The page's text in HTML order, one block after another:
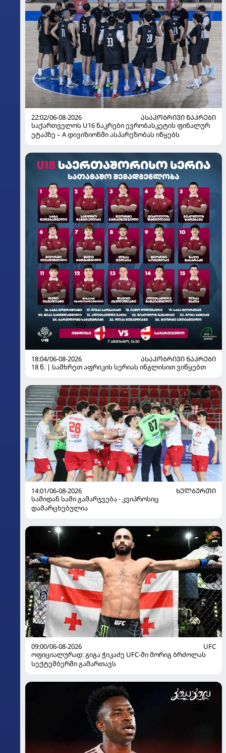
22:02/06-08-2026
ᲐᲡᲐᲙᲝᲑᲠᲘᲕᲘ ᲜᲐᲙᲠᲔᲑᲘ
საქართველოს U16 ნაკრები ევრობასკეტის ფინალურ
ეტაპზე – A დივიზიონში ასპარეზობას იწყებს
18:04/06-08-2026
ᲐᲡᲐᲙᲝᲑᲠᲘᲕᲘ ᲜᲐᲙᲠᲔᲑᲘ
18 წ. | სამხრეთ აფრიკის სერიას ინგლისით ვიწყებთ
14:01/06-08-2026
ᲮᲔᲚᲑᲣᲠᲗᲘ
სამიდან სამი გამარჯვება - კვიპროსიც
დამარცხებულია
09:00/06-08-2026
UFC
ოფიციალურად: გიგა ჭიკაძე UFC-ში მორიგ ბრძოლას
სექტემბერში გამართავს